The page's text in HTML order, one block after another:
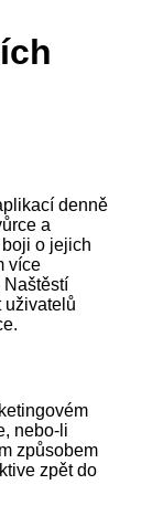
denně
a
o jejich
více
Naštěstí
uživatelů
nebo-li
způsobem
zpět do